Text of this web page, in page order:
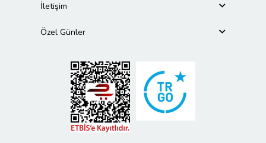
İletişim
Özel Günler